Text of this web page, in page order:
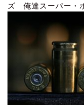
ズ 俺達スーパー・